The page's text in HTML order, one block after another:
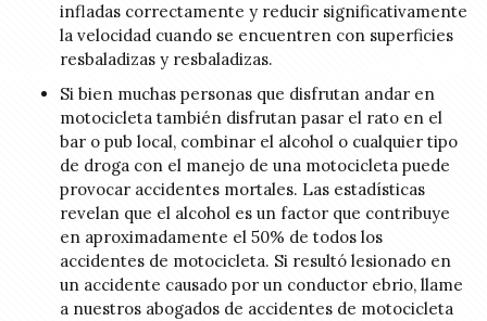
infladas correctamente y reducir significativamente
la velocidad cuando se encuentren con superficies
resbaladizas y resbaladizas.
Si bien muchas personas que disfrutan andar en
motocicleta también disfrutan pasar el rato en el
bar o pub local, combinar el alcohol o cualquier tipo
de droga con el manejo de una motocicleta puede
provocar accidentes mortales. Las estadísticas
revelan que el alcohol es un factor que contribuye
en aproximadamente el 50% de todos los
accidentes de motocicleta. Si resultó lesionado en
un accidente causado por un conductor ebrio, llame
a nuestros abogados de accidentes de motocicleta